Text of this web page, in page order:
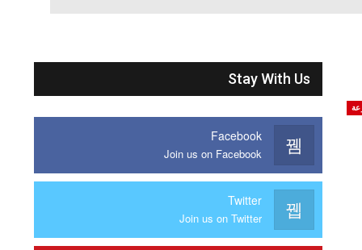
Stay With Us
Facebook
Join us on Facebook
Twitter
Join us on Twitter